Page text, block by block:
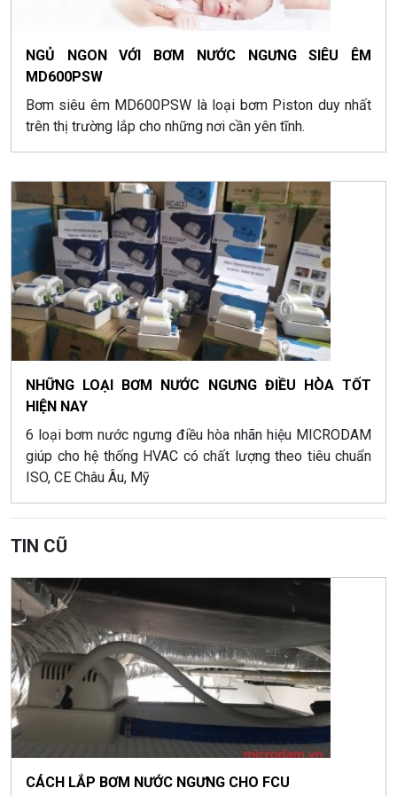
NGỦ NGON VỚI BƠM NƯỚC NGƯNG SIÊU ÊM
MD600PSW
Bơm siêu êm MD600PSW là loại bơm Piston duy nhất
trên thị trường lắp cho những nơi cần yên tĩnh.
NHỮNG LOẠI BƠM NƯỚC NGƯNG ĐIỀU HÒA TỐT
HIỆN NAY
6 loại bơm nước ngưng điều hòa nhãn hiệu MICRODAM
giúp cho hệ thống HVAC có chất lượng theo tiêu chuẩn
ISO, CE Châu Âu, Mỹ
TIN CŨ
CÁCH LẮP BƠM NƯỚC NGƯNG CHO FCU